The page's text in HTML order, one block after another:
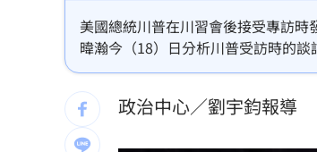
「AI性愛機器人」將問世！
羅戈8局失1分好投 兄弟火
接觸「常見塑膠微粒＋這樣
美國總統川普在川習會後接受專訪
暐瀚今（18）日分析川普受訪時的
比別人怎麼說更重要。
政治中心／劉宇鈞報導